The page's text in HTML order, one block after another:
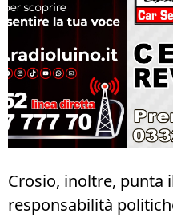
Crosio, inoltre, punta
responsabilità